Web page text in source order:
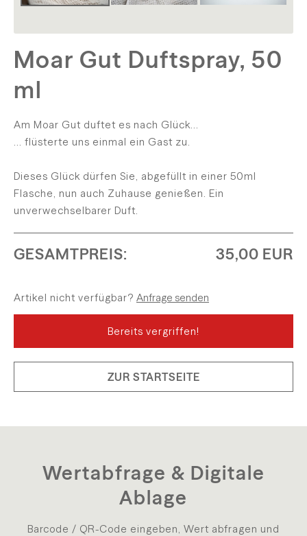
Moar Gut Duftspray, 50
ml
Am Moar Gut duftet es nach Glück...
... flüsterte uns einmal ein Gast zu.
Dieses Glück dürfen Sie, abgefüllt in einer 50ml
Flasche, nun auch Zuhause genießen. Ein
unverwechselbarer Duft.
GESAMTPREIS: 35,00 EUR
Artikel nicht verfügbar? Anfrage senden
Bereits vergriffen!
ZUR STARTSEITE
Wertabfrage & Digitale
Ablage
Barcode / QR-Code eingeben, Wert abfragen und